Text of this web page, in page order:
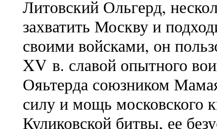
Литовский Ольгерд,
захватить Москву и
своими войсками, он
XV в. славой опытного
Ояьтерда союзником
силу и мощь московского
Куликовской битвы, ее